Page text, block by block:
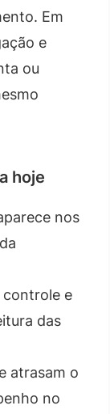
Em
e
ou
hoje
nos
controle e
das
atrasam o
no